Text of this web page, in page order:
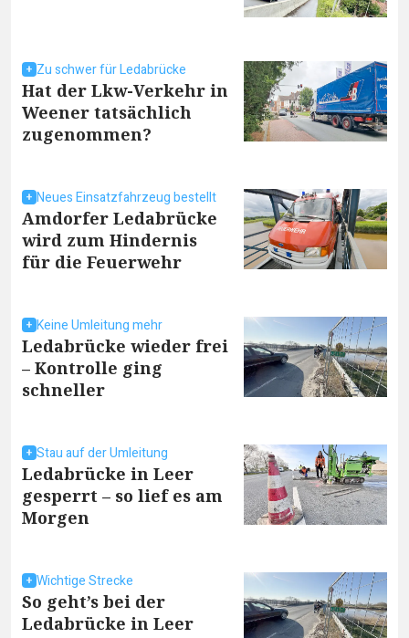
Zu schwer für Ledabrücke
Hat der Lkw-Verkehr in
Weener tatsächlich
zugenommen?
Neues Einsatzfahrzeug bestellt
Amdorfer Ledabrücke
wird zum Hindernis
für die Feuerwehr
Keine Umleitung mehr
Ledabrücke wieder frei
– Kontrolle ging
schneller
Stau auf der Umleitung
Ledabrücke in Leer
gesperrt – so lief es am
Morgen
Wichtige Strecke
So geht’s bei der
Ledabrücke in Leer